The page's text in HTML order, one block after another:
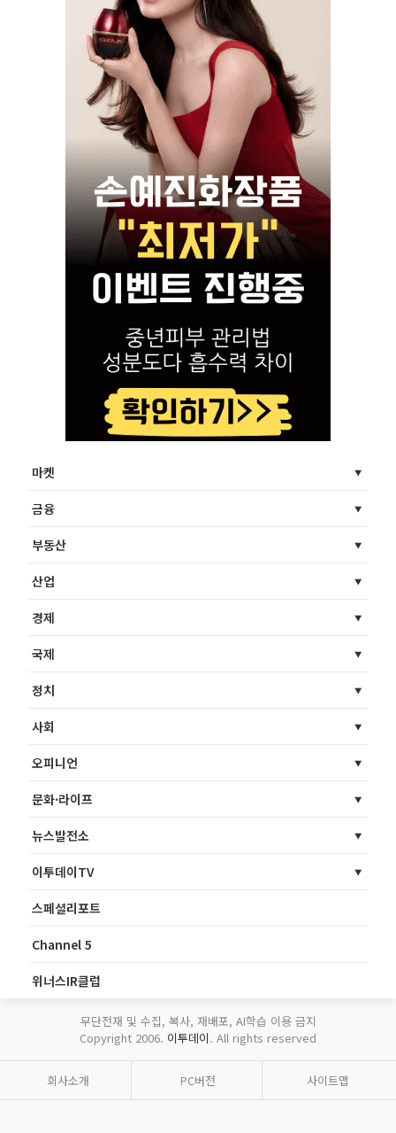
마켓
금융
부동산
산업
경제
국제
정치
사회
오피니언
문화·라이프
뉴스발전소
이투데이TV
스페셜리포트
Channel 5
위너스IR클럽
무단전재 및 수집, 복사, 재배포, AI학습 이용 금지
Copyright 2006. 이투데이. All rights reserved
회사소개 PC버전 사이트맵